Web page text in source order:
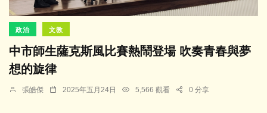
政治 文教
中市師生薩克斯風比賽熱鬧登場 吹奏青春與夢
想的旋律
張皓傑 2025年五月24日 5,566 觀看 0 分享